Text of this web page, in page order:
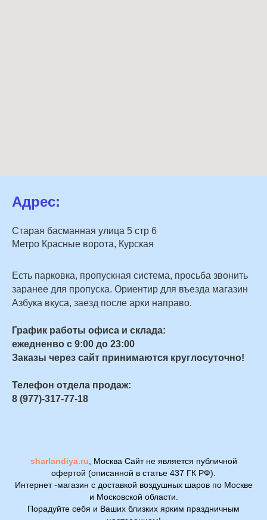
Адрес:
Старая басманная улица 5 стр 6
Метро Красные ворота, Курская
Есть парковка, пропускная система, просьба звонить
заранее для пропуска. Ориентир для въезда магазин
Азбука вкуса, заезд после арки направо.
График работы офиса и склада:
ежедненво с 9:00 до 23:00
Заказы через сайт принимаются круглосуточно!
Телефон отдела продаж:
8 (977)-317-77-18
sharlandiya.ru , Москва Сайт не является публичной
офертой (описанной в статье 437 ГК РФ).
Интернет -магазин с доставкой воздушных шаров по Москве
и Московской области.
Порадуйте себя и Ваших близких ярким праздничным